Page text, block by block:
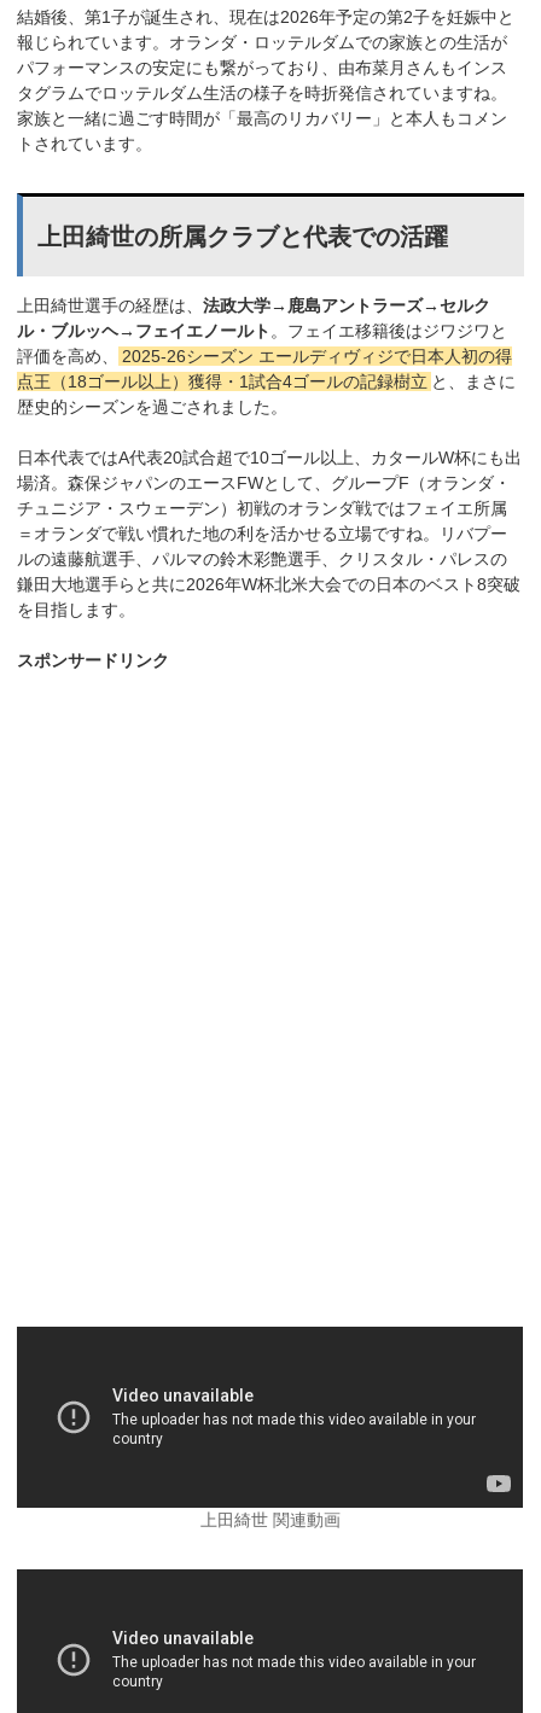
結婚後、第1子が誕生され、現在は2026年予定の第2子を妊娠中と
報じられています。オランダ・ロッテルダムでの家族との生活が
パフォーマンスの安定にも繋がっており、由布菜月さんもインス
タグラムでロッテルダム生活の様子を時折発信されていますね。
家族と一緒に過ごす時間が「最高のリカバリー」と本人もコメン
トされています。
上田綺世の所属クラブと代表での活躍
上田綺世選手の経歴は、法政大学→鹿島アントラーズ→セルク
ル・ブルッヘ→フェイエノールト。フェイエ移籍後はジワジワと
評価を高め、
2025-26シーズン エールディヴィジで日本人初の得
点王（18ゴール以上）獲得・1試合4ゴールの記録樹立 と、まさに
歴史的シーズンを過ごされました。
日本代表ではA代表20試合超で10ゴール以上、カタールW杯にも出
場済。森保ジャパンのエースFWとして、グループF（オランダ・
チュニジア・スウェーデン）初戦のオランダ戦ではフェイエ所属
＝オランダで戦い慣れた地の利を活かせる立場ですね。リバプー
ルの遠藤航選手、パルマの鈴木彩艶選手、クリスタル・パレスの
鎌田大地選手らと共に2026年W杯北米大会での日本のベスト8突破
を目指します。
スポンサードリンク
上田綺世 関連動画